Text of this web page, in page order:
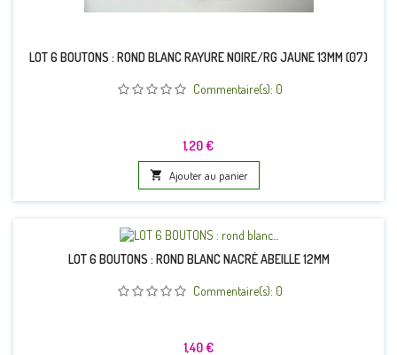
LOT 6 BOUTONS : ROND BLANC RAYURE NOIRE/RG JAUNE 13MM (07)
Commentaire(s): 0
Prix
1,20 €
 Ajouter au panier
LOT 6 BOUTONS : ROND BLANC NACRÉ ABEILLE 12MM
Commentaire(s): 0
Prix
1,40 €